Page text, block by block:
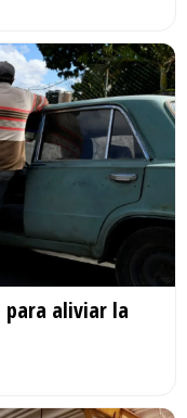
para aliviar la